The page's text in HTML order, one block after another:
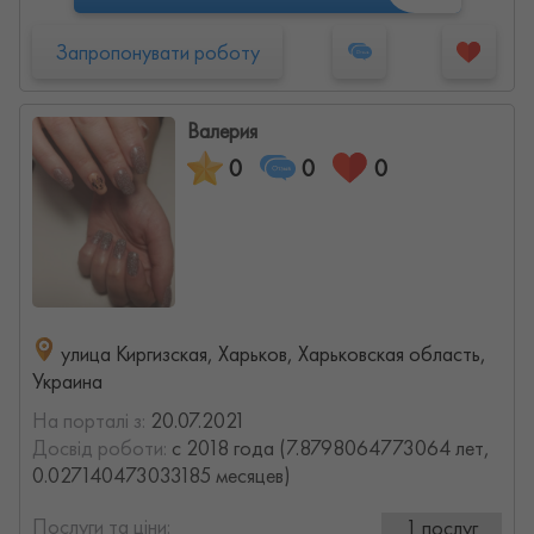
Запропонувати роботу
Валерия
0 0 0
улица Киргизская, Харьков, Харьковская область,
Украина
На порталі з: 20.07.2021
Досвід роботи: с 2018 года (7.8798064773064 лет,
0.027140473033185 месяцев)
Послуги та ціни:
1 послуг